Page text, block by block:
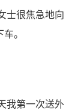
士很焦急地向
。
我第一次送外